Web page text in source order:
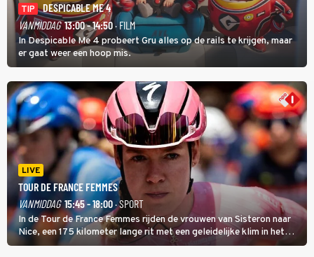
TIP
DESPICABLE ME 4
VANMIDDAG 13:00 - 14:50· FILM
In Despicable Me 4 probeert Gru alles op de rails te krijgen, maar
er gaat weer een hoop mis.
LIVE
TOUR DE FRANCE FEMMES
VANMIDDAG 15:45 - 18:00· SPORT
In de Tour de France Femmes rijden de vrouwen van Sisteron naar
Nice, een 175 kilometer lange rit met een geleidelijke klim in het
midden. Dat is mogelijk niet de zwaarste hindernis, dat is de